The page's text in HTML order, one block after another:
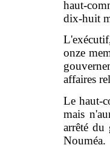
haut-
dix-huit
onze
affaires
Le haut-
mais
arrêté du
Nouméa.